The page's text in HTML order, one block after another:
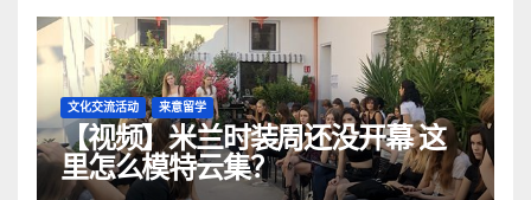
文化交流活动 来意留学
【视频】米兰时装周还没开幕 这
里怎么模特云集？